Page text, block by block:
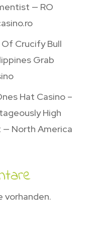
— RO
Crucify Bull
Grab
Hat Casino –
High
North America
vorhanden.